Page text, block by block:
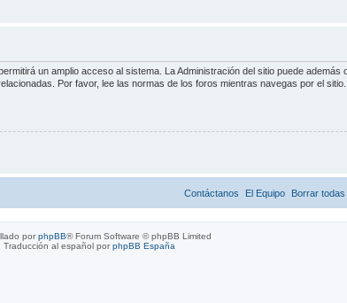
un amplio acceso al sistema. La Administración del sitio puede además
Por favor, lee las normas de los foros mientras navegas por el sitio.
Borrar
El Equipo
Contáctanos
porphpBB® Forum Software © phpBB Limited
Traducción al español porphpBB España